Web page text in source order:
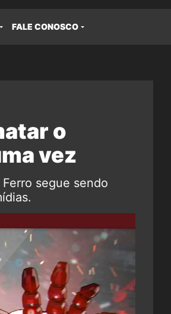
FALE CONOSCO
o
vez
segue sendo